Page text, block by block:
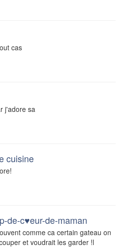
cas
j'adore sa
cuisine
de-c♥eur-de-maman
comme ca certain gateau on
et voudrait les garder !l